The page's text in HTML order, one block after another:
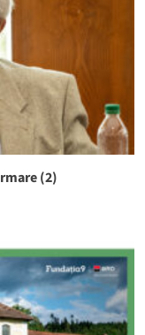
(2)